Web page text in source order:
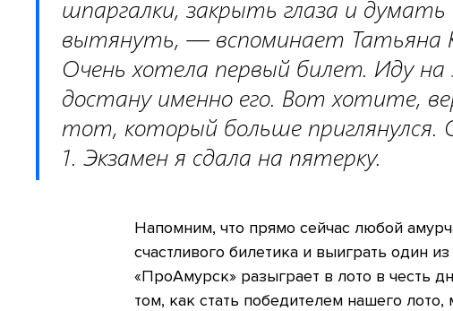
шпаргалки, закрыть глаза и
вытянуть, — вспоминает Татьяна
Очень хотела первый билет. Иду
достану именно его. Вот хотите,
тот, который больше
1. Экзамен я сдала на пятерку.
Напомним, что прямо сейчас любой
счастливого билетика и выиграть один
«ПроАмурск» разыграет в лото в честь
том, как стать победителем нашего лото,